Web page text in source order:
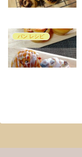
パン レシピ